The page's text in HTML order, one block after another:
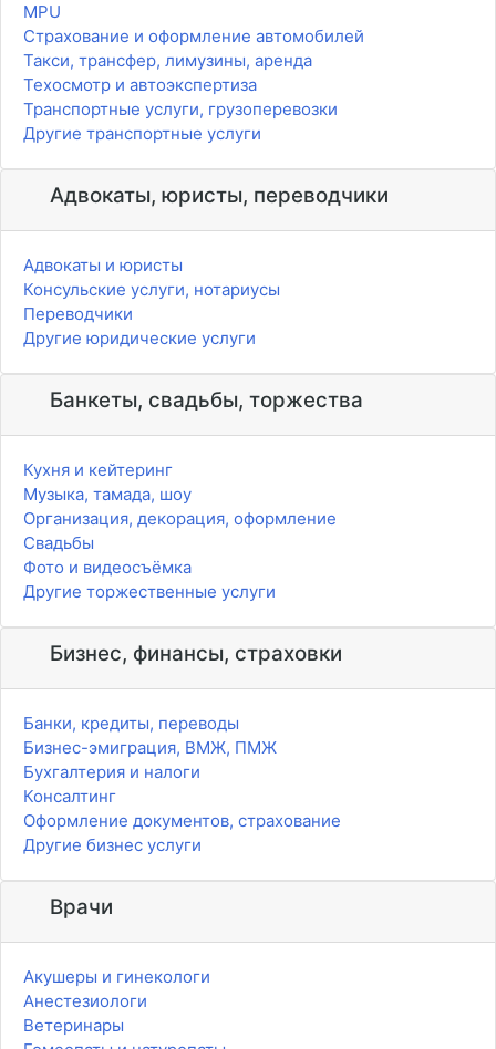
MPU
Страхование и оформление автомобилей
Такси, трансфер, лимузины, аренда
Техосмотр и автоэкспертиза
Транспортные услуги, грузоперевозки
Другие транспортные услуги
Адвокаты, юристы, переводчики
Адвокаты и юристы
Консульские услуги, нотариусы
Переводчики
Другие юридические услуги
Банкеты, свадьбы, торжества
Кухня и кейтеринг
Музыка, тамада, шоу
Организация, декорация, оформление
Свадьбы
Фото и видеосъёмка
Другие торжественные услуги
Бизнес, финансы, страховки
Банки, кредиты, переводы
Бизнес-эмиграция, ВМЖ, ПМЖ
Бухгалтерия и налоги
Консалтинг
Оформление документов, страхование
Другие бизнес услуги
Врачи
Акушеры и гинекологи
Анестезиологи
Ветеринары